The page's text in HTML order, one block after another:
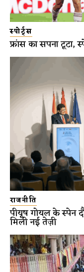
स्पोर्ट्स
फ्रांस का सपना टूटा,
राजनीति
पीयूष गोयल के स्पेन
मिली नई तेज़ी